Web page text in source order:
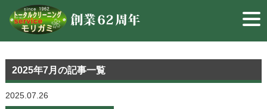
2025年7月 の記事一覧
2025.07.26